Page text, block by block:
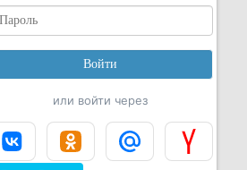
или войти через